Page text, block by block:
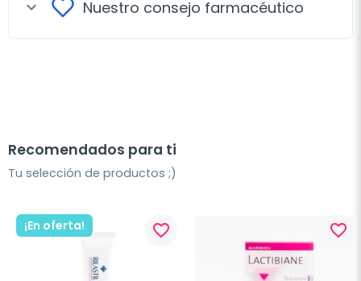
expand_more Nuestro consejo farmacéutico
Recomendados para ti
Tu selección de productos ;)
¡En oferta! favorite_border favorite_border